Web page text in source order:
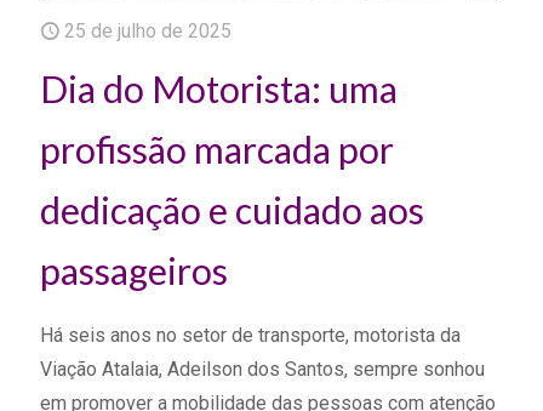
25 de julho de 2025
Dia do Motorista: uma
profissão marcada por
dedicação e cuidado aos
passageiros
Há seis anos no setor de transporte, motorista da
Viação Atalaia, Adeilson dos Santos, sempre sonhou
em promover a mobilidade das pessoas com atenção